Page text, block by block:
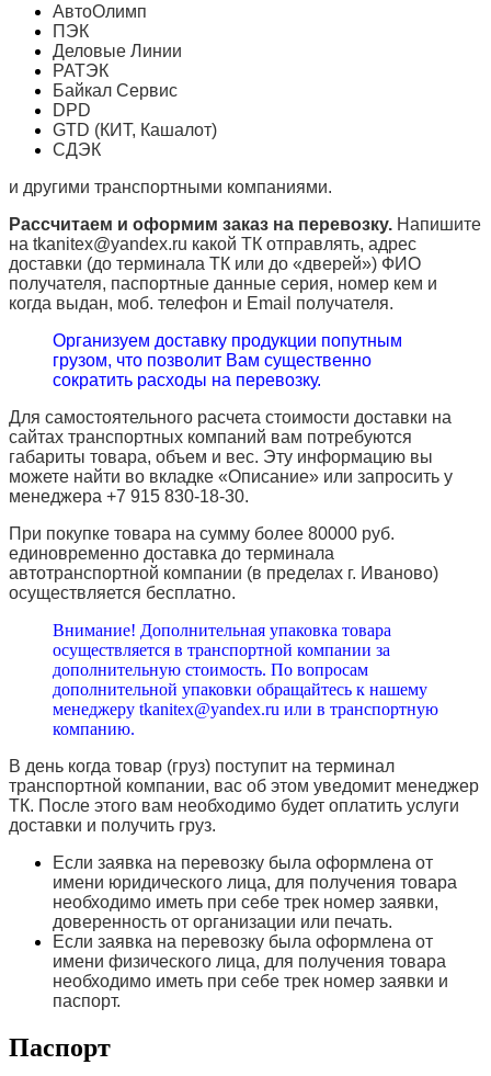
АвтоОлимп
ПЭК
Деловые Линии
РАТЭК
Байкал Сервис
DPD
GTD (КИТ, Кашалот)
СДЭК
и другими транспортными компаниями.
Рассчитаем и оформим заказ на перевозку. Напишите
на tkanitex@yandex.ru какой ТК отправлять, адрес
доставки (до терминала ТК или до «дверей») ФИО
получателя, паспортные данные серия, номер кем и
когда выдан, моб. телефон и Email получателя.
Организуем доставку продукции попутным
грузом, что позволит Вам существенно
сократить расходы на перевозку.
Для самостоятельного расчета стоимости доставки на
сайтах транспортных компаний вам потребуются
габариты товара, объем и вес. Эту информацию вы
можете найти во вкладке «Описание» или запросить у
менеджера +7 915 830-18-30.
При покупке товара на сумму более 80000 руб.
единовременно доставка до терминала
автотранспортной компании (в пределах г. Иваново)
осуществляется бесплатно.
Внимание! Дополнительная упаковка товара
осуществляется в транспортной компании за
дополнительную стоимость. По вопросам
дополнительной упаковки обращайтесь к нашему
менеджеру tkanitex@yandex.ru или в транспортную
компанию.
В день когда товар (груз) поступит на терминал
транспортной компании, вас об этом уведомит менеджер
ТК. После этого вам необходимо будет оплатить услуги
доставки и получить груз.
Если заявка на перевозку была оформлена от
имени юридического лица, для получения товара
необходимо иметь при себе трек номер заявки,
доверенность от организации или печать.
Если заявка на перевозку была оформлена от
имени физического лица, для получения товара
необходимо иметь при себе трек номер заявки и
паспорт.
Паспорт